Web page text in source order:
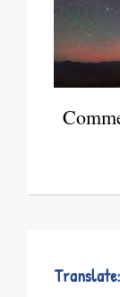
Translate: